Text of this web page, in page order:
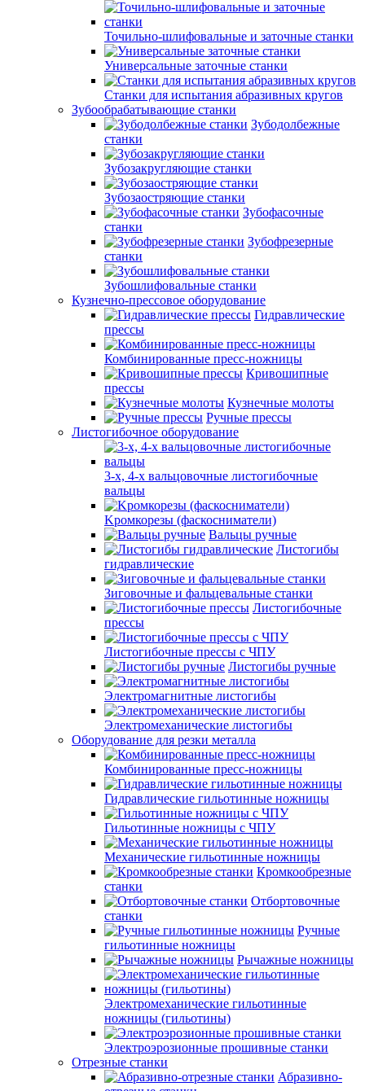
Точильно-шлифовальные и заточные станки
Универсальные заточные станки
Станки для испытания абразивных кругов
Зубообрабатывающие станки
Зубодолбежные
станки
Зубозакругляющие станки
Зубозаостряющие станки
Зубофасочные
станки
Зубофрезерные
станки
Зубошлифовальные станки
Кузнечно-прессовое оборудование
Гидравлические
прессы
Комбинированные пресс-ножницы
Кривошипные
прессы
Кузнечные молоты
Ручные прессы
Листогибочное оборудование
3-х, 4-х вальцовочные листогибочные
вальцы
Kромкорезы (фаскосниматели)
Вальцы ручные
Листогибы
гидравлические
Зиговочные и фальцевальные станки
Листогибочные
прессы
Листогибочные прессы с ЧПУ
Листогибы ручные
Электромагнитные листогибы
Электромеханические листогибы
Оборудование для резки металла
Комбинированные пресс-ножницы
Гидравлические гильотинные ножницы
Гильотинные ножницы с ЧПУ
Механические гильотинные ножницы
Кромкообрезные
станки
Отбортовочные
станки
Ручные
гильотинные ножницы
Рычажные ножницы
Электромеханические гильотинные
ножницы (гильотины)
Электроэрозионные прошивные станки
Отрезные станки
Абразивно-